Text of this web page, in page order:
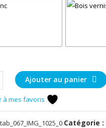
Ajouter au panier
à mes favoris
Catégorie :